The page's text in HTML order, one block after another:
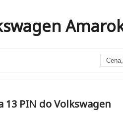
13 PIN do Volkswagen